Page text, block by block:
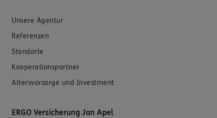
Unsere Agentur
Referenzen
Standorte
Kooperationspartner
Altersvorsorge und Investment
ERGO Versicherung Jan Apel